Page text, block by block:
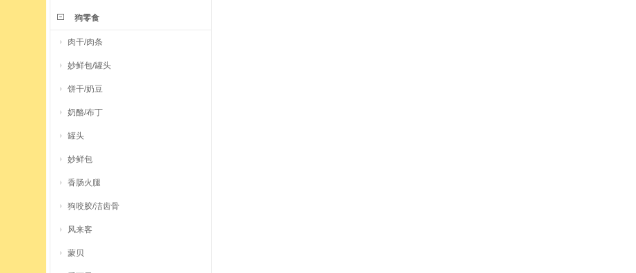
狗零食
肉干/肉条
妙鲜包/罐头
饼干/奶豆
奶酪/布丁
罐头
妙鲜包
香肠火腿
狗咬胶/洁齿骨
风来客
蒙贝